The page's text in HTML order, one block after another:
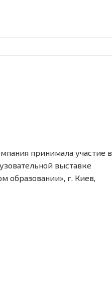
принимала участие в
выставке
образовании», г. Киев,